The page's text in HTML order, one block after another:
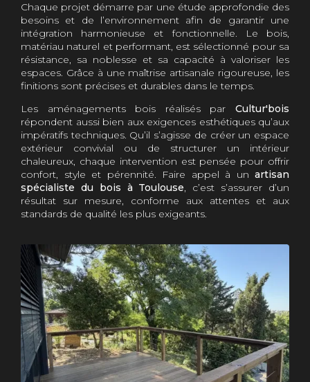
Chaque projet démarre par une étude approfondie des
besoins et de l’environnement afin de garantir une
intégration harmonieuse et fonctionnelle. Le bois,
matériau naturel et performant, est sélectionné pour sa
résistance, sa noblesse et sa capacité à valoriser les
espaces. Grâce à une maîtrise artisanale rigoureuse, les
finitions sont précises et durables dans le temps.
Les aménagements bois réalisés par Cultur'bois
répondent aussi bien aux exigences esthétiques qu’aux
impératifs techniques. Qu’il s’agisse de créer un espace
extérieur convivial ou de structurer un intérieur
chaleureux, chaque intervention est pensée pour offrir
confort, style et pérennité. Faire appel à un artisan
spécialiste du bois à Toulouse, c’est s’assurer d’un
résultat sur mesure, conforme aux attentes et aux
standards de qualité les plus exigeants.